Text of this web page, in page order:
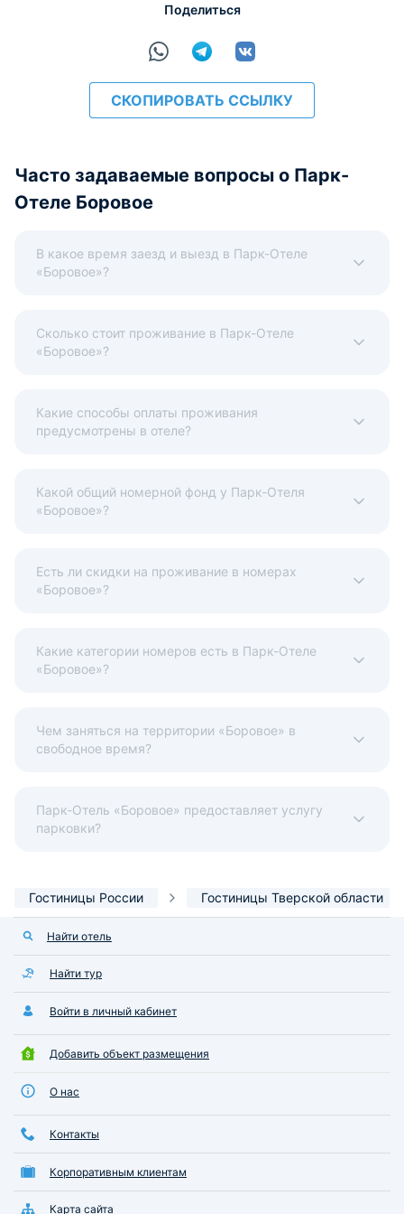
Поделиться
СКОПИРОВАТЬ ССЫЛКУ
Часто задаваемые вопросы о Парк-
Отеле Боровое
В какое время заезд и выезд в Парк-Отеле
«Боровое»?
Сколько стоит проживание в Парк-Отеле
«Боровое»?
Какие способы оплаты проживания
предусмотрены в отеле?
Какой общий номерной фонд у Парк-Отеля
«Боровое»?
Есть ли скидки на проживание в номерах
«Боровое»?
Какие категории номеров есть в Парк-Отеле
«Боровое»?
Чем заняться на территории «Боровое» в
свободное время?
Парк-Отель «Боровое» предоставляет услугу
парковки?
Гостиницы России Гостиницы Тверской области
Найти отель
Найти тур
Войти в личный кабинет
Добавить объект размещения
О нас
Контакты
Корпоративным клиентам
Карта сайта